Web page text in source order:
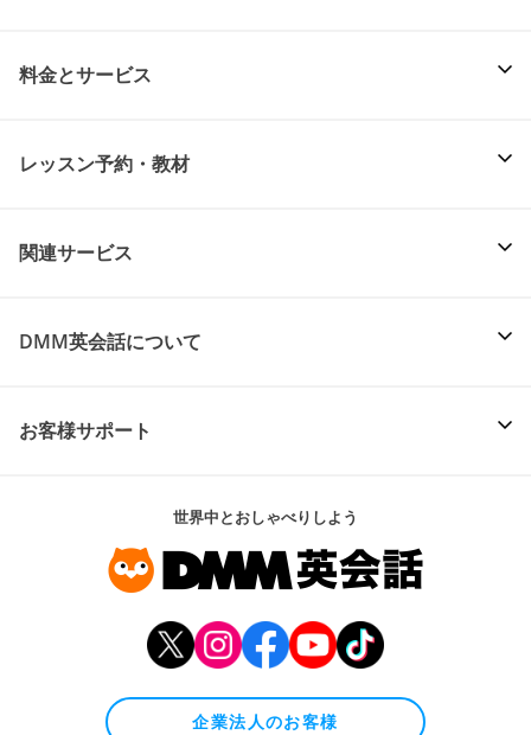
料金とサービス
レッスン予約・教材
関連サービス
DMM英会話について
お客様サポート
世界中とおしゃべりしよう
企業法人のお客様